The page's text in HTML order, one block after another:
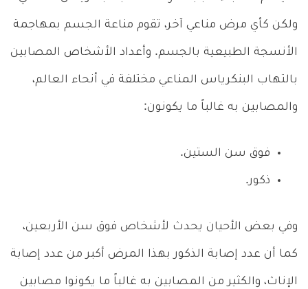
ولكن كأي مرض مناعي آخر، تقوم مناعة الجسم بمهاجمة
الأنسجة الطبيعية بالجسم. وأعداد الأشخاص المصابين
بالتهاب البنكرياس المناعي مختلفة في أنحاء العالم،
والمصابين به غالباً ما يكونون:
فوق سن الستين.
ذكور.
وفي بعض الأحيان يحدث لأشخاص فوق سن الأربعين،
كما أن عدد إصابة الذكور بهذا المرض أكبر من عدد إصابة
الإناث، والكثير من المصابين به غالباً ما يكونوا مصابين